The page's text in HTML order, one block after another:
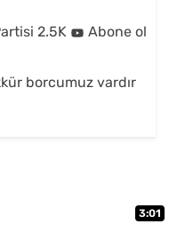
3:01
2.5K Abone ol
borcumuz vardır